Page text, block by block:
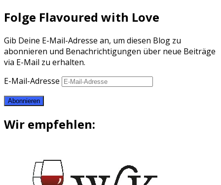
Folge Flavoured with Love
Gib Deine E-Mail-Adresse an, um diesen Blog zu
abonnieren und Benachrichtigungen über neue Beiträge
via E-Mail zu erhalten.
E-Mail-Adresse
Abonnieren
Wir empfehlen: